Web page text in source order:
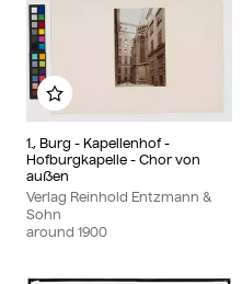
1., Burg - Kapellenhof -
Hofburgkapelle - Chor von
außen
Verlag Reinhold Entzmann &
Sohn
around 1900
Add to my album